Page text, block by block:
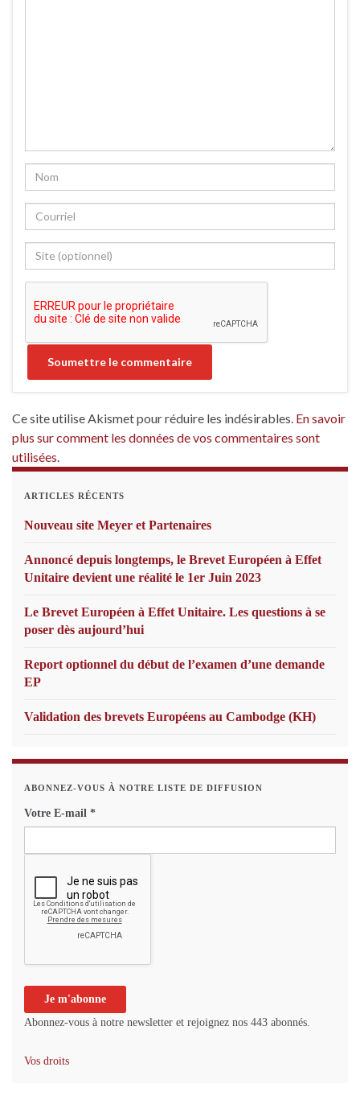
Ce site utilise Akismet pour réduire les indésirables. En savoir
plus sur comment les données de vos commentaires sont
utilisées.
ARTICLES RÉCENTS
Nouveau site Meyer et Partenaires
Annoncé depuis longtemps, le Brevet Européen à Effet
Unitaire devient une réalité le 1er Juin 2023
Le Brevet Européen à Effet Unitaire. Les questions à se
poser dès aujourd’hui
Report optionnel du début de l’examen d’une demande
EP
Validation des brevets Européens au Cambodge (KH)
ABONNEZ-VOUS À NOTRE LISTE DE DIFFUSION
Votre E-mail *
Abonnez-vous à notre newsletter et rejoignez nos 443 abonnés.
Vos droits